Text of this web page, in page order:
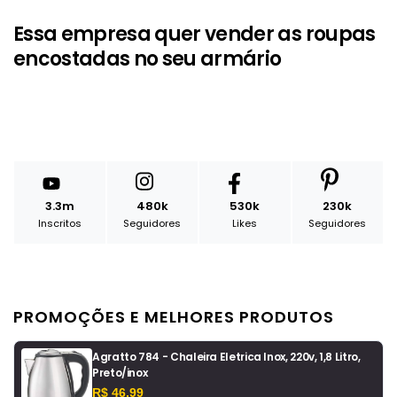
Essa empresa quer vender as roupas
encostadas no seu armário
3.3m
Inscritos
480k
Seguidores
530k
Likes
230k
Seguidores
PROMOÇÕES E MELHORES PRODUTOS
Agratto 784 - Chaleira Eletrica Inox, 220v, 1,8 Litro,
Preto/inox
R$ 46,99